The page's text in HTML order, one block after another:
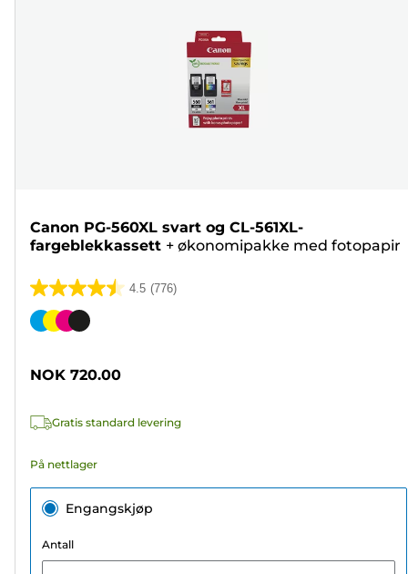
Canon PG-560XL svart og CL-561XL-
fargeblekkassett + økonomipakke med fotopapir
4.5 (776)
4.5
av
776
Fargekassett
NOK 720.00
Gratis standard levering
På nettlager
Engangskjøp
Antall